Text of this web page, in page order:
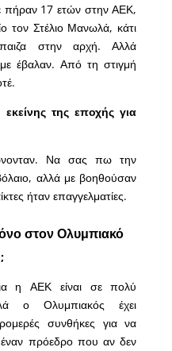
πήραν 17 ετών στην ΑΕΚ,
τον Στέλιο Μανωλά, κάτι
στην αρχή. Αλλά
με έβαλαν. Από τη στιγμή
της εποχής για
Να σας πω την
αλλά με βοηθούσαν
ήταν επαγγελματίες.
στον Ολυμπιακό
η ΑΕΚ είναι σε πολύ
ο Ολυμπιακός έχει
συνθήκες για να
έναν πρόεδρο που αν δεν